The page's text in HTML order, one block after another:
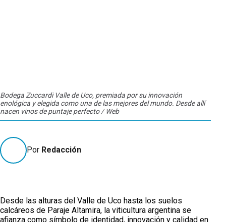
Bodega Zuccardi Valle de Uco, premiada por su innovación
enológica y elegida como una de las mejores del mundo. Desde allí
nacen vinos de puntaje perfecto / Web
Por Redacción
Desde las alturas del Valle de Uco hasta los suelos
calcáreos de Paraje Altamira, la viticultura argentina se
afianza como símbolo de identidad, innovación y calidad en